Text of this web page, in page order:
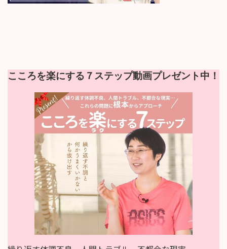
こころを楽にする７ステップ動画プレゼント中！